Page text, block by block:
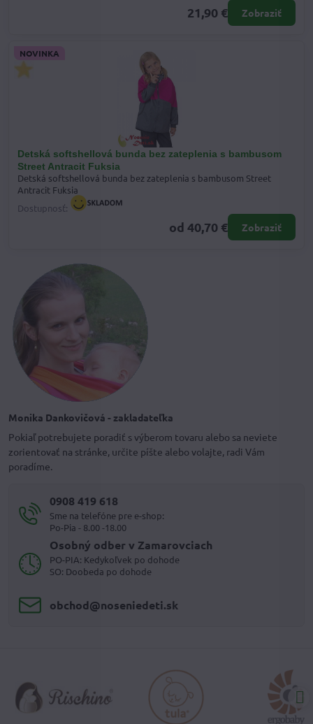
21,90 € Zobraziť
Detská softshellová bunda bez zateplenia s bambusom
Street Antracit Fuksia
NOVINKA
Detská softshellová bunda bez zateplenia s bambusom Street
Antracit Fuksia
Dostupnosť:
od 40,70 € Zobraziť
Monika Dankovičová - zakladateľka
Pokiaľ potrebujete poradiť s výberom tovaru alebo sa neviete
zorientovať na stránke, určite píšte alebo volajte, radi Vám
poradíme.
0908 419 618
Sme na telefóne pre e-shop:
Po-Pia - 8.00 -18.00
Osobný odber v Zamarovciach
PO-PIA: Kedykoľvek po dohode
SO: Doobeda po dohode
obchod​@noseniedeti​.sk